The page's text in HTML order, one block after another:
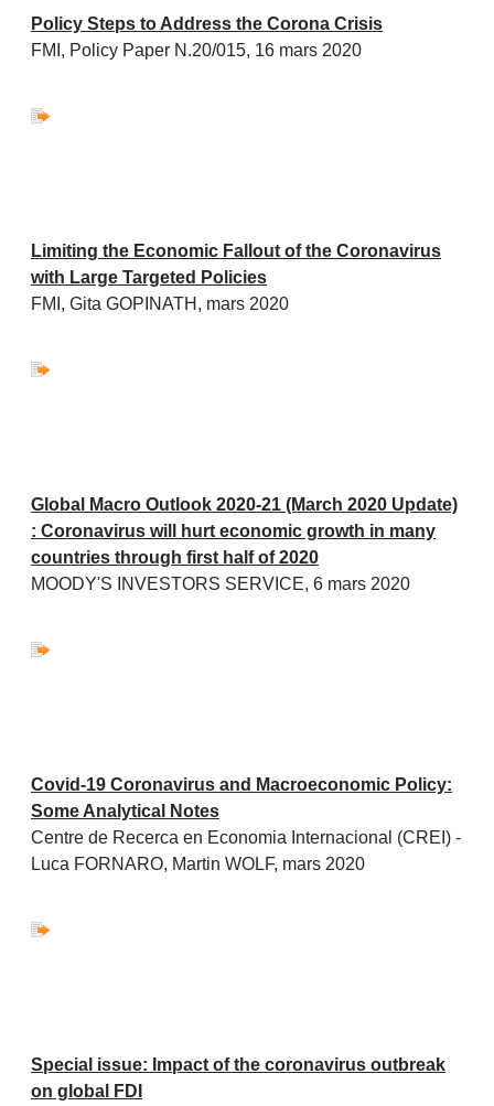
Policy Steps to Address the Corona Crisis
FMI, Policy Paper N.20/015, 16 mars 2020
Limiting the Economic Fallout of the Coronavirus
with Large Targeted Policies
FMI, Gita GOPINATH, mars 2020
Global Macro Outlook 2020-21 (March 2020 Update)
: Coronavirus will hurt economic growth in many
countries through first half of 2020
MOODY'S INVESTORS SERVICE, 6 mars 2020
Covid-19 Coronavirus and Macroeconomic Policy:
Some Analytical Notes
Centre de Recerca en Economia Internacional (CREI) -
Luca FORNARO, Martin WOLF, mars 2020
Special issue: Impact of the coronavirus outbreak
on global FDI